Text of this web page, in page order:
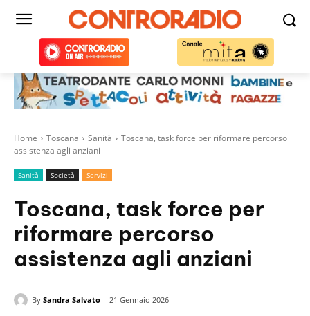
Home Toscana Sanità
Toscana, task force per riformare percorso
assistenza agli anziani
Sanità Società Servizi
Toscana, task force per
riformare percorso
assistenza agli anziani
By Sandra Salvato 21 Gennaio 2026